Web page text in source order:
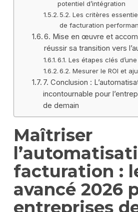
potentiel d’intégration
5.2. Les critères
de facturation
6. Mise en œuvre et
réussir sa transition vers
6.1. Les étapes clés
6.2. Mesurer le ROI et
7. Conclusion :
incontournable pour
de demain
Maîtriser
facturation :
avancé 2026
entreprises